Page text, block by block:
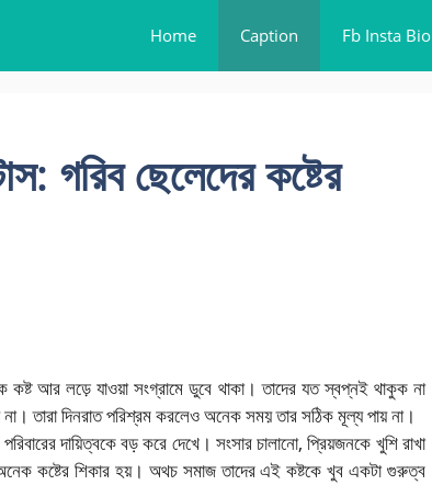
Home Caption Fb Insta Bio
গরিব ছেলেদের কষ্টের
কষ্ট আর লড়ে যাওয়া সংগ্রামে ডুবে থাকা। তাদের যত স্বপ্নই থাকুক না
তারা দিনরাত পরিশ্রম করলেও অনেক সময় তার সঠিক মূল্য পায় না।
দায়িত্বকে বড় করে দেখে। সংসার চালানো, প্রিয়জনকে খুশি রাখা
কষ্টের শিকার হয়। অথচ সমাজ তাদের এই কষ্টকে খুব একটা গুরুত্ব